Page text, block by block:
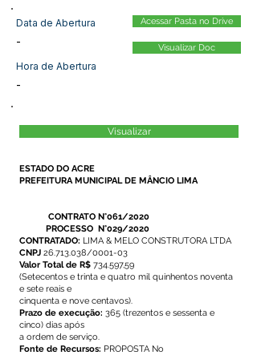
Data de Abertura
-
Hora de Abertura
-
Acessar Pasta no Drive
Visualizar Doc
Visualizar
ESTADO DO ACRE
PREFEITURA MUNICIPAL DE MÂNCIO LIMA
CONTRATO N°061/2020
PROCESSO N°029/2020
CONTRATADO: LIMA & MELO CONSTRUTORA LTDA
CNPJ 26.713.038/0001-03
Valor Total de R$ 734.597,59
(Setecentos e trinta e quatro mil quinhentos noventa
e sete reais e
cinquenta e nove centavos).
Prazo de execução: 365 (trezentos e sessenta e
cinco) dias após
a ordem de serviço.
Fonte de Recursos: PROPOSTA No